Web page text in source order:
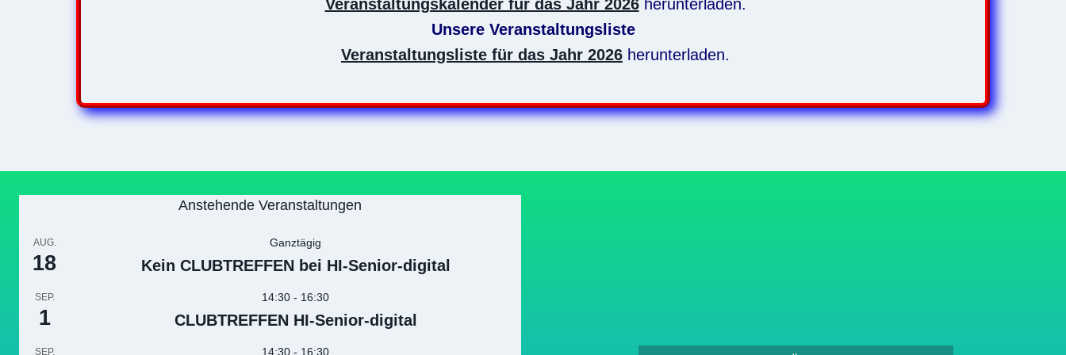
Veranstaltungskalender für das Jahr 2026herunterladen.
Unsere Veranstaltungsliste
Veranstaltungsliste für das Jahr 2026 herunterladen.
Anstehende Veranstaltungen
AUG.
18
Ganztägig
Kein CLUBTREFFEN bei HI-Senior-digital
SEP.
1
14:30 - 16:30
CLUBTREFFEN HI-Senior-digital
SEP. 14:30 - 16:30